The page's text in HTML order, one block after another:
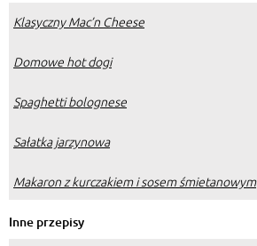
Klasyczny Mac’n Cheese
Domowe hot dogi
Spaghetti bolognese
Sałatka jarzynowa
Makaron z kurczakiem i sosem śmietanowym
Inne przepisy